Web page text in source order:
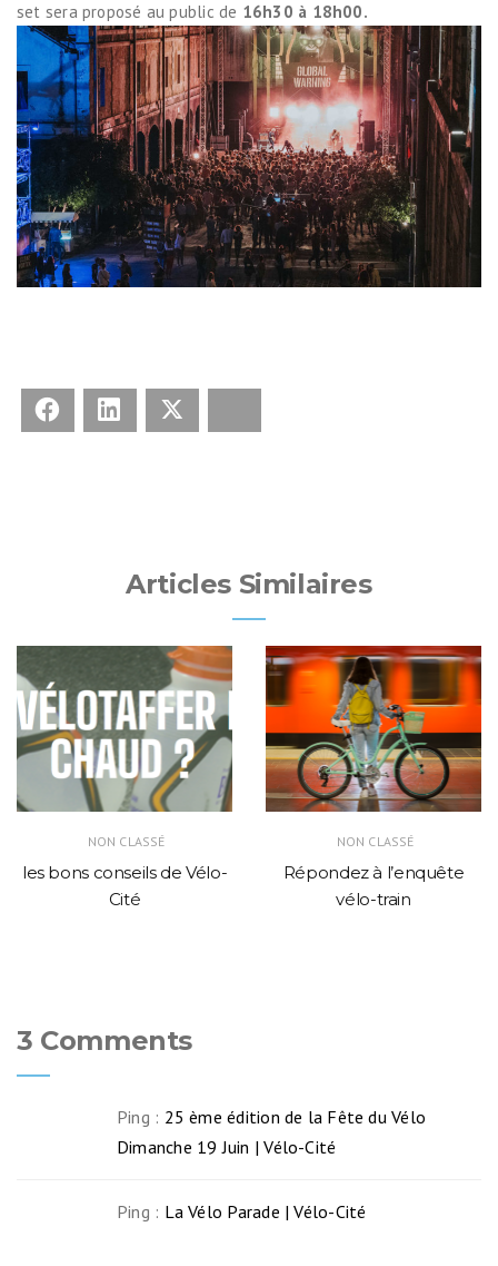
set sera proposé au public de 16h30 à 18h00.
Facebook LinkedIn
Articles Similaires
NON CLASSÉ
les bons conseils de Vélo-
Cité
NON CLASSÉ
Répondez à l’enquête
vélo-train
3 Comments
Ping : 25 ème édition de la Fête du Vélo
Dimanche 19 Juin | Vélo-Cité
Ping : La Vélo Parade | Vélo-Cité